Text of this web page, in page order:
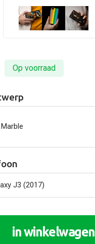
Op voorraad
in winkelwagen